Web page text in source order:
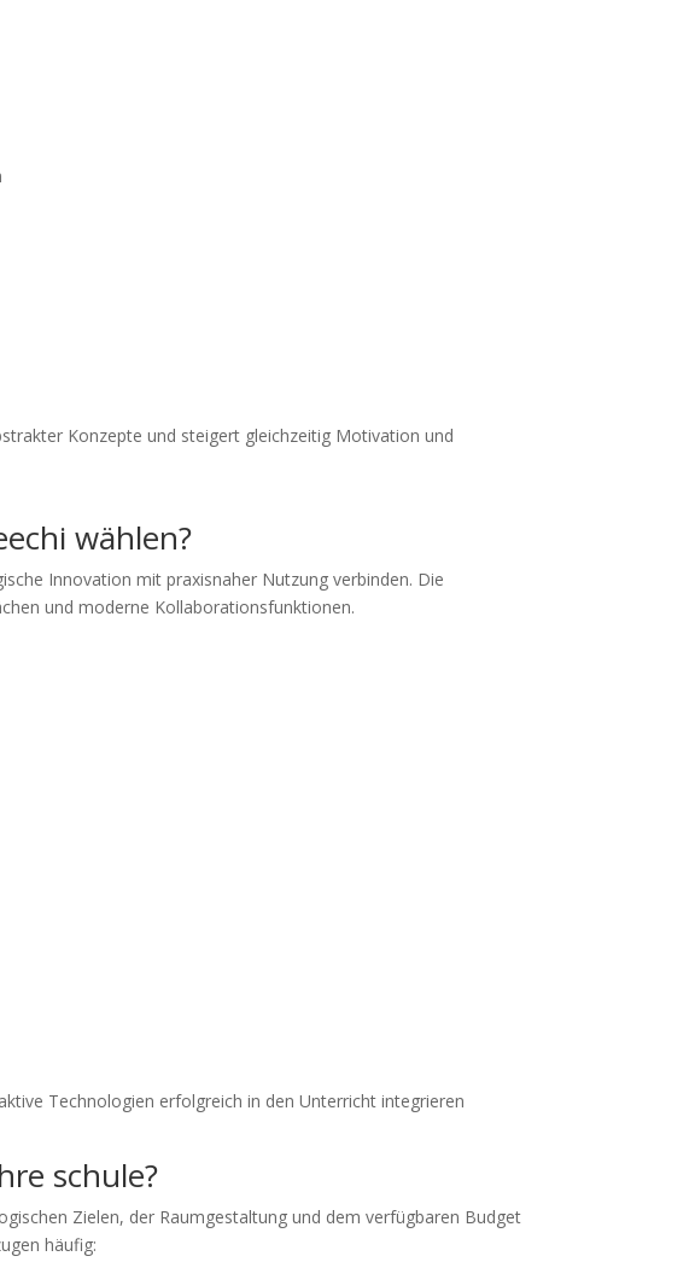
Konzepte und steigert gleichzeitig Motivation und
wählen?
Innovation mit praxisnaher Nutzung verbinden. Die
und moderne Kollaborationsfunktionen.
Technologien erfolgreich in den Unterricht integrieren
schule?
Zielen, der Raumgestaltung und dem verfügbaren Budget
häufig: